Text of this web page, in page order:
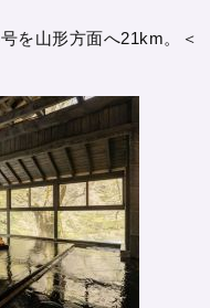
を山形方面へ21km。＜